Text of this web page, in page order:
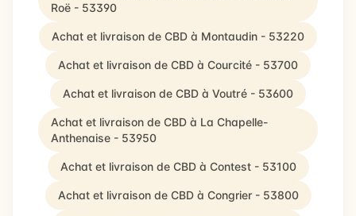
Roë - 53390
Achat et livraison de CBD à Montaudin - 53220
Achat et livraison de CBD à Courcité - 53700
Achat et livraison de CBD à Voutré - 53600
Achat et livraison de CBD à La Chapelle-
Anthenaise - 53950
Achat et livraison de CBD à Contest - 53100
Achat et livraison de CBD à Congrier - 53800